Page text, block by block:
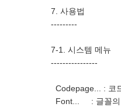
7. 사용법
---------
7-1. 시스템 메뉴
----------------
Codepage... : 코
Font... : 글꼴의